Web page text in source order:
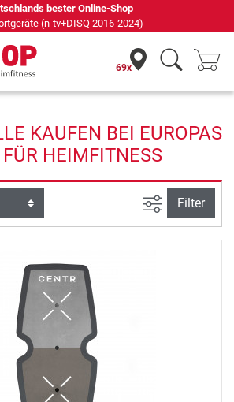
bester Online-Shop
(n-tv+DISQ 2016-2024)
69x
KAUFEN BEI EUROPAS
HEIMFITNESS
Ansicht
Filter